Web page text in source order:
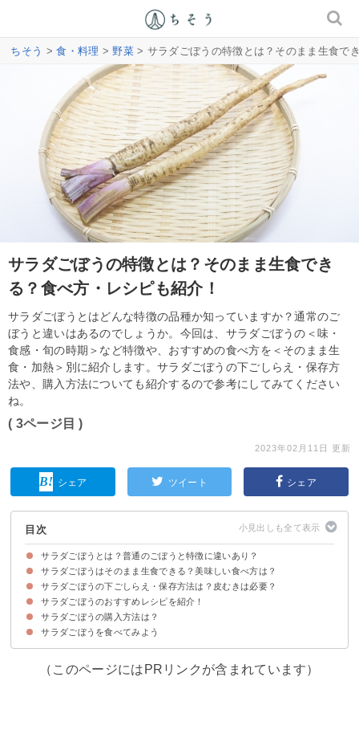
ちそう >食・料理 >野菜> サラダごぼうの特徴とは？そのまま生食で
サラダごぼうの特徴とは？そのまま生食でき
る？食べ方・レシピも紹介！
サラダごぼうとはどんな特徴の品種か知っていますか？通常のご
ぼうと違いはあるのでしょうか。今回は、サラダごぼうの＜味・
食感・旬の時期＞など特徴や、おすすめの食べ方を＜そのまま生
食・加熱＞別に紹介します。サラダごぼうの下ごしらえ・保存方
法や、購入方法についても紹介するので参考にしてみてください
ね。
( 3ページ目 )
2023年02月11日 更新
シェア ツイート シェア
目次
サラダごぼうとは？普通のごぼうと特徴に違いあり？
サラダごぼうは通常のごぼうより短く白いのが特徴の品種
サラダごぼうは一年を通して収穫できる
サラダごぼうの産地は鹿児島県・宮崎県など
サラダごぼうはそのまま生食できる？美味しい食べ方は？
サラダごぼうはアクが少なく繊維が柔らかいので生食できる
サラダごぼうは加熱しても美味しく味わえる
サラダごぼうの下ごしらえ・保存方法は？皮むきは必要？
サラダごぼうの下ごしらえの仕方
サラダごぼうの保存方法は普通のごぼうと同じでOK
サラダごぼうのおすすめレシピを紹介！
①サラダごぼうとカリフラワーのサラダ
②サラダごぼうとにんじんのきんぴら
③サラダごぼうと高野豆腐の煮物
サラダごぼうの購入方法は？
①スーパー
②ネット通販
③種から育てる
サラダごぼうを食べてみよう
（このページにはPRリンクが含まれています）